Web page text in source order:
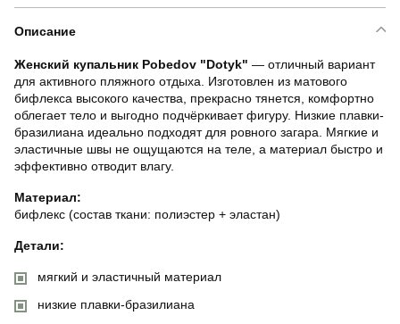
Описание
Женский купальник Pobedov "Dotyk" — отличный вариант
для активного пляжного отдыха. Изготовлен из матового
бифлекса высокого качества, прекрасно тянется, комфортно
облегает тело и выгодно подчёркивает фигуру. Низкие плавки-
бразилиана идеально подходят для ровного загара. Мягкие и
эластичные швы не ощущаются на теле, а материал быстро и
эффективно отводит влагу.
Материал:
бифлекс (состав ткани: полиэстер + эластан)
Детали:
мягкий и эластичный материал
низкие плавки-бразилиана